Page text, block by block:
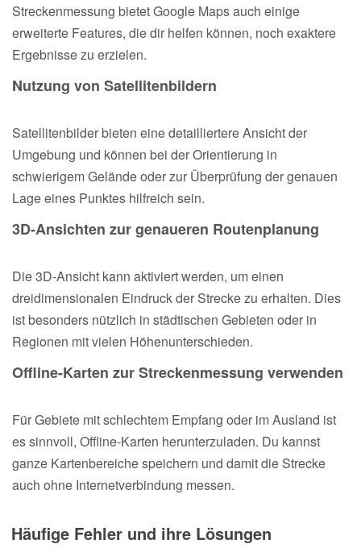
Streckenmessung bietet Google Maps auch einige
erweiterte Features, die dir helfen können, noch exaktere
Ergebnisse zu erzielen.
Nutzung von Satellitenbildern
Satellitenbilder bieten eine detailliertere Ansicht der
Umgebung und können bei der Orientierung in
schwierigem Gelände oder zur Überprüfung der genauen
Lage eines Punktes hilfreich sein.
3D-Ansichten zur genaueren Routenplanung
Die 3D-Ansicht kann aktiviert werden, um einen
dreidimensionalen Eindruck der Strecke zu erhalten. Dies
ist besonders nützlich in städtischen Gebieten oder in
Regionen mit vielen Höhenunterschieden.
Offline-Karten zur Streckenmessung verwenden
Für Gebiete mit schlechtem Empfang oder im Ausland ist
es sinnvoll, Offline-Karten herunterzuladen. Du kannst
ganze Kartenbereiche speichern und damit die Strecke
auch ohne Internetverbindung messen.
Häufige Fehler und ihre Lösungen